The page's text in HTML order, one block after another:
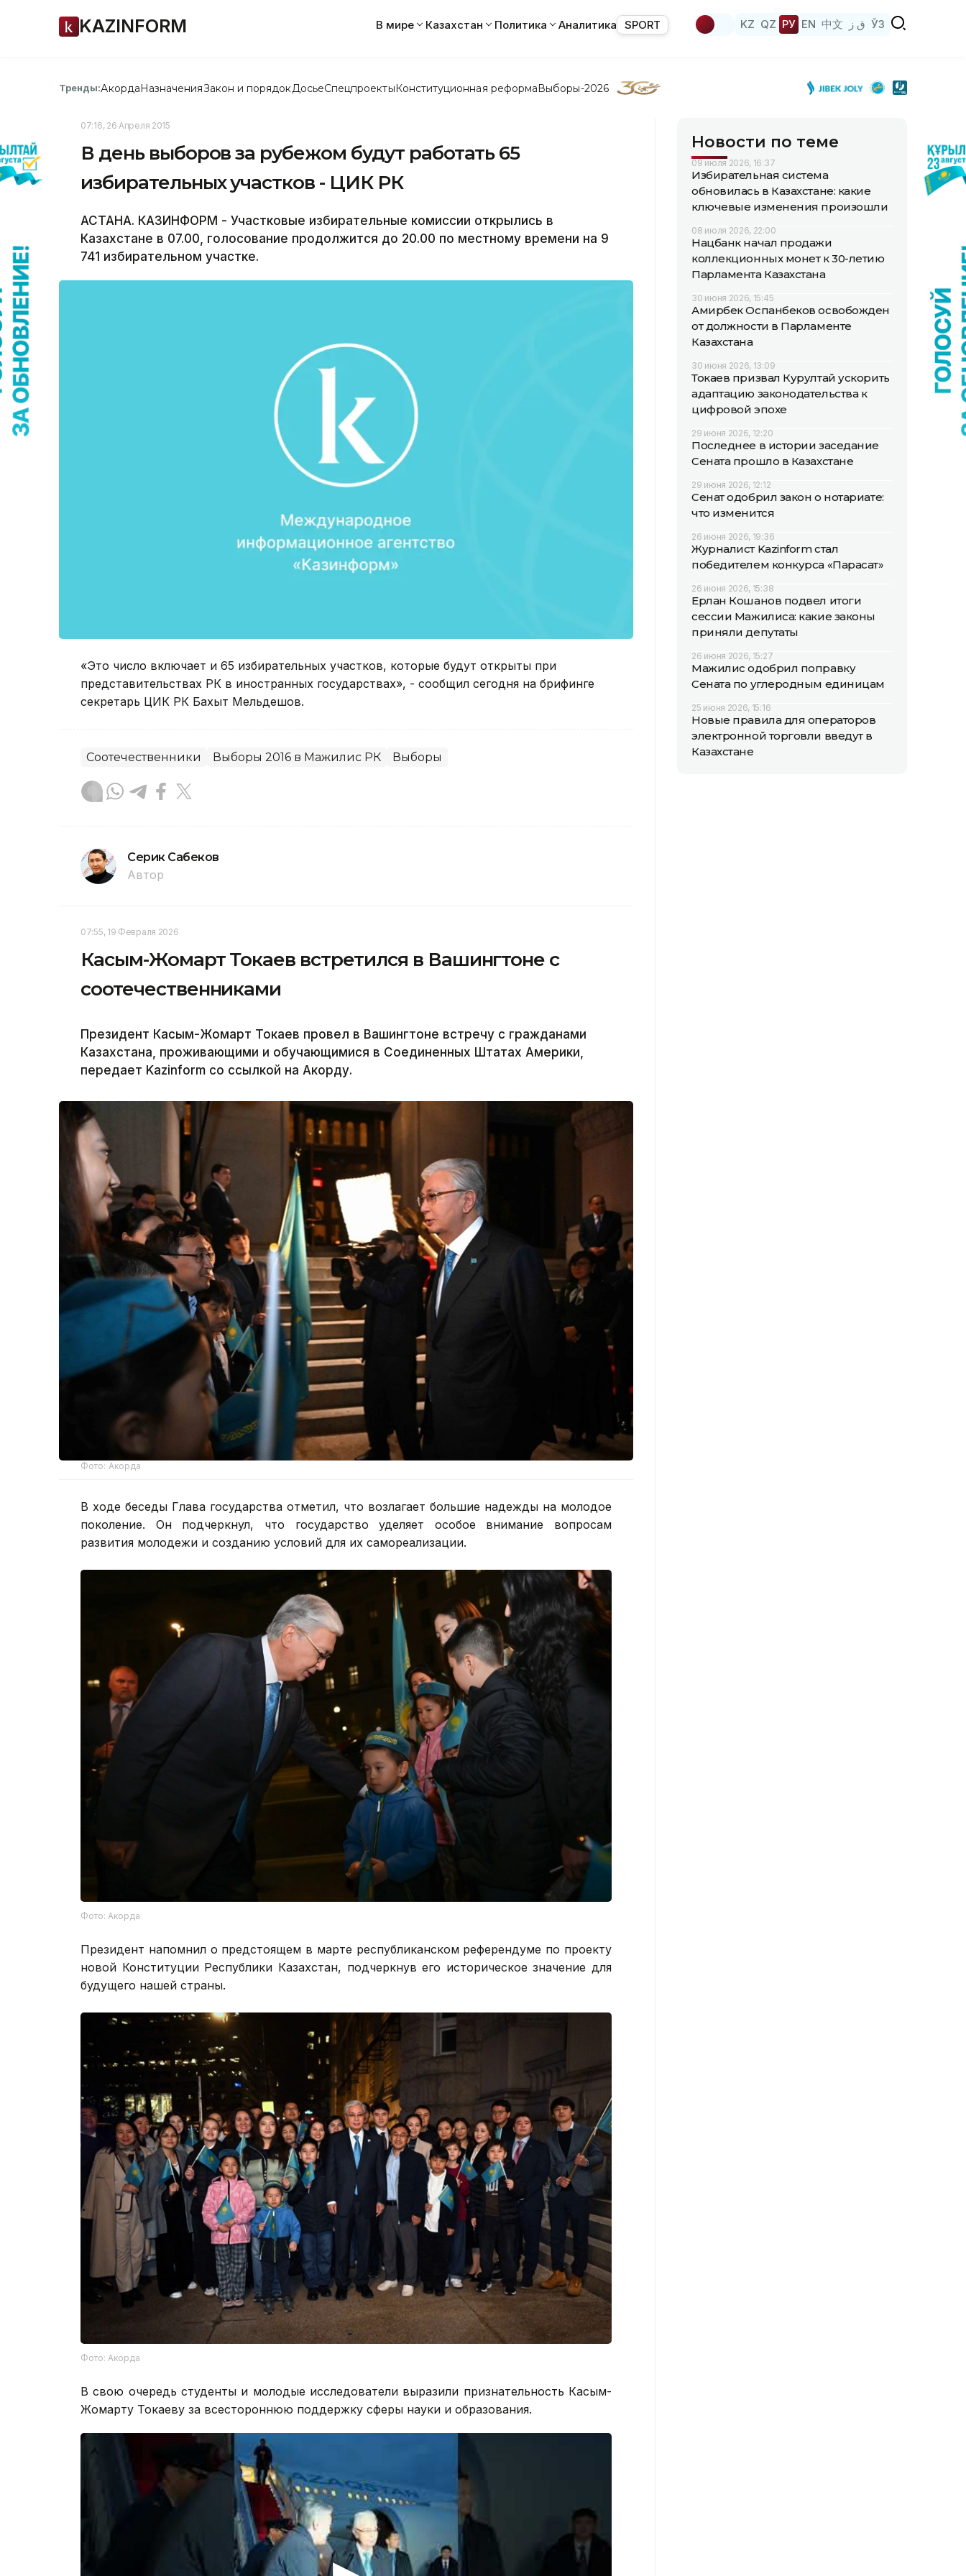
KAZINFORM В мире Казахстан Политика Аналитика SPORT KZ QZ РУ EN 中文 ق ز ЎЗ
Тренды:АкордаНазначенияЗакон и порядок ДосьеСпецпроектыКонституционная реформаВыборы-2026
07:16, 26 Апреля 2015
В день выборов за рубежом будут работать 65
избирательных участков - ЦИК РК
АСТАНА. КАЗИНФОРМ - Участковые избирательные комиссии открылись в
Казахстане в 07.00, голосование продолжится до 20.00 по местному времени на 9
741 избирательном участке.
«Это число включает и 65 избирательных участков, которые будут открыты при
представительствах РК в иностранных государствах», - сообщил сегодня на брифинге
секретарь ЦИК РК Бахыт Мельдешов.
Соотечественники Выборы 2016 в Мажилис РК Выборы
Серик Сабеков
Автор
07:55, 19 Февраля 2026
Касым-Жомарт Токаев встретился в Вашингтоне с
соотечественниками
Президент Касым-Жомарт Токаев провел в Вашингтоне встречу с гражданами
Казахстана, проживающими и обучающимися в Соединенных Штатах Америки,
передает Kazinform со ссылкой на Акорду.
Фото: Акорда
В ходе беседы Глава государства отметил, что возлагает большие надежды на молодое
поколение. Он подчеркнул, что государство уделяет особое внимание вопросам
развития молодежи и созданию условий для их самореализации.
Фото: Акорда
Президент напомнил о предстоящем в марте республиканском референдуме по проекту
новой Конституции Республики Казахстан, подчеркнув его историческое значение для
будущего нашей страны.
Фото: Акорда
В свою очередь студенты и молодые исследователи выразили признательность Касым-
Жомарту Токаеву за всестороннюю поддержку сферы науки и образования.
Новости по теме
09 июля 2026, 16:37
Избирательная система
обновилась в Казахстане: какие
ключевые изменения произошли
08 июля 2026, 22:00
Нацбанк начал продажи
коллекционных монет к 30-летию
Парламента Казахстана
30 июня 2026, 15:45
Амирбек Оспанбеков освобожден
от должности в Парламенте
Казахстана
30 июня 2026, 13:09
Токаев призвал Курултай ускорить
адаптацию законодательства к
цифровой эпохе
29 июня 2026, 12:20
Последнее в истории заседание
Сената прошло в Казахстане
29 июня 2026, 12:12
Сенат одобрил закон о нотариате:
что изменится
26 июня 2026, 19:36
Журналист Kazinform стал
победителем конкурса «Парасат»
26 июня 2026, 15:38
Ерлан Кошанов подвел итоги
сессии Мажилиса: какие законы
приняли депутаты
26 июня 2026, 15:27
Мажилис одобрил поправку
Сената по углеродным единицам
25 июня 2026, 15:16
Новые правила для операторов
электронной торговли введут в
Казахстане